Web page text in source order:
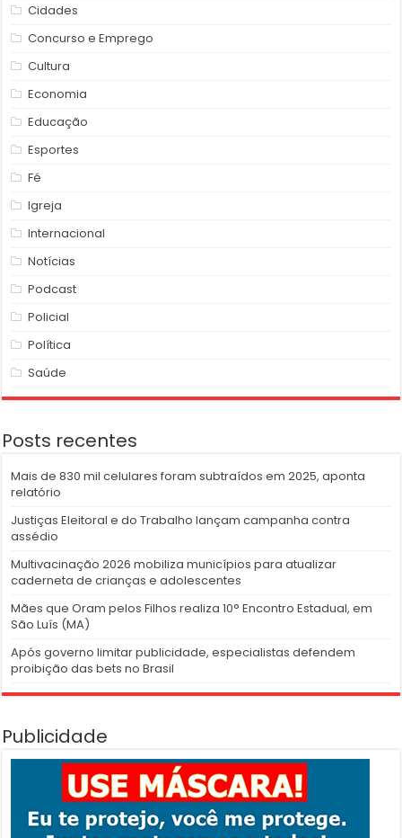
Cidades
Concurso e Emprego
Cultura
Economia
Educação
Esportes
Fé
Igreja
Internacional
Notícias
Podcast
Policial
Política
Saúde
Posts recentes
Mais de 830 mil celulares foram subtraídos em 2025, aponta
relatório
Justiças Eleitoral e do Trabalho lançam campanha contra
assédio
Multivacinação 2026 mobiliza municípios para atualizar
caderneta de crianças e adolescentes
Mães que Oram pelos Filhos realiza 10° Encontro Estadual, em
São Luís (MA)
Após governo limitar publicidade, especialistas defendem
proibição das bets no Brasil
Publicidade